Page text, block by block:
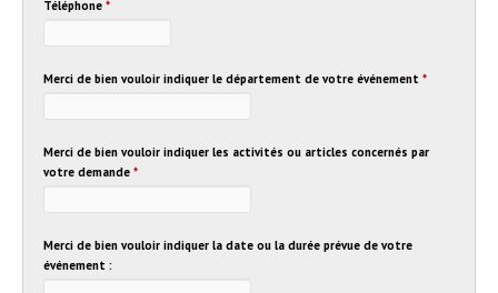
Téléphone *
Merci de bien vouloir indiquer le département de votre événement *
Merci de bien vouloir indiquer les activités ou articles concernés par
votre demande *
Merci de bien vouloir indiquer la date ou la durée prévue de votre
événement :